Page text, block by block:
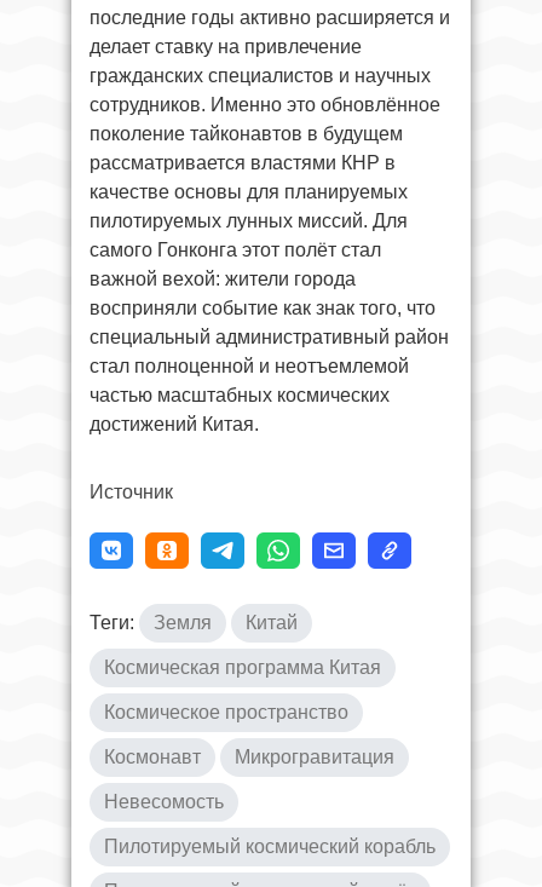
последние годы активно расширяется и
делает ставку на привлечение
гражданских специалистов и научных
сотрудников. Именно это обновлённое
поколение тайконавтов в будущем
рассматривается властями КНР в
качестве основы для планируемых
пилотируемых лунных миссий. Для
самого Гонконга этот полёт стал
важной вехой: жители города
восприняли событие как знак того, что
специальный административный район
стал полноценной и неотъемлемой
частью масштабных космических
достижений Китая.
Источник
Теги: Земля Китай
Космическая программа Китая
Космическое пространство
Космонавт Микрогравитация
Невесомость
Пилотируемый космический корабль